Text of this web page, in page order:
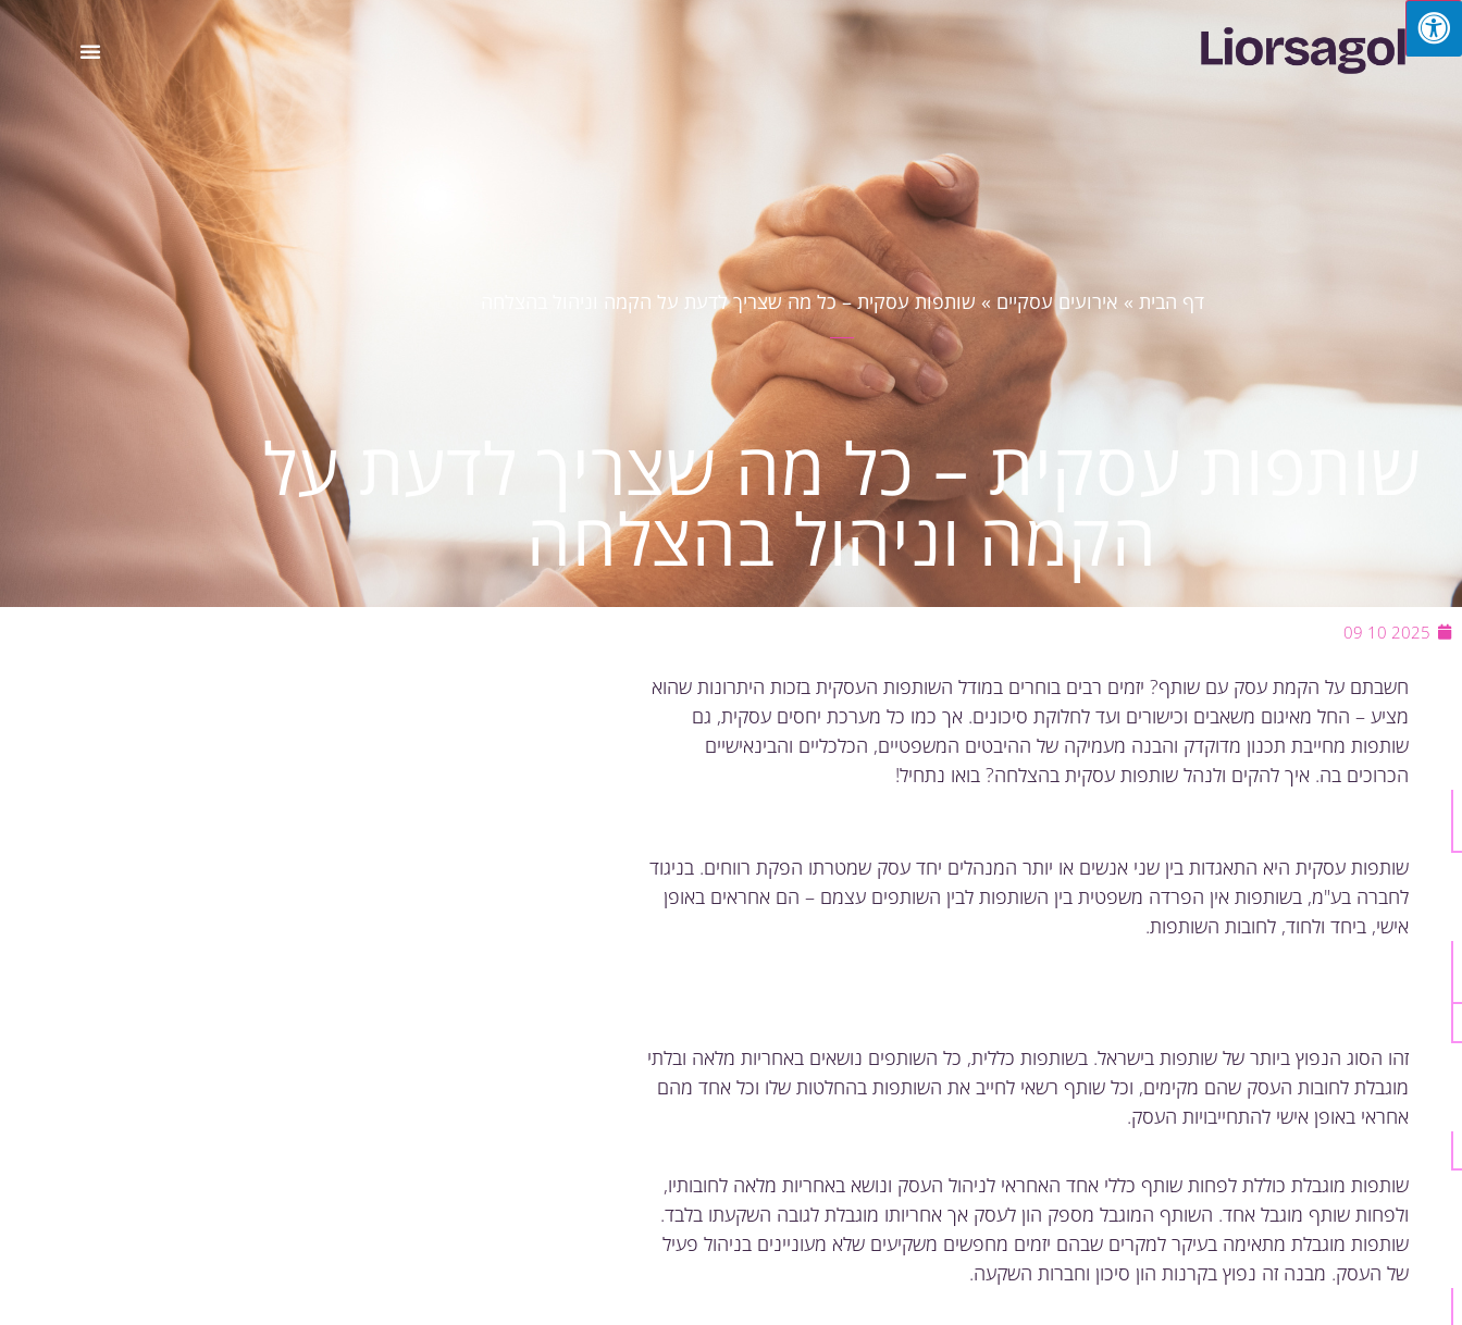
דף הבית » אירועים עסקיים » שותפות עסקית – כל מה שצריך לדעת על הקמה וניהול בהצלחה
שותפות עסקית – כל מה שצריך לדעת על
הקמה וניהול בהצלחה
2025 10 09
חשבתם על הקמת עסק עם שותף? יזמים רבים בוחרים במודל השותפות העסקית בזכות היתרונות שהוא
מציע – החל מאיגום משאבים וכישורים ועד לחלוקת סיכונים. אך כמו כל מערכת יחסים עסקית, גם
שותפות מחייבת תכנון מדוקדק והבנה מעמיקה של ההיבטים המשפטיים, הכלכליים והבינאישיים
הכרוכים בה. איך להקים ולנהל שותפות עסקית בהצלחה? בואו נתחיל!
שותפות עסקית היא התאגדות בין שני אנשים או יותר המנהלים יחד עסק שמטרתו הפקת רווחים. בניגוד
לחברה בע"מ, בשותפות אין הפרדה משפטית בין השותפות לבין השותפים עצמם – הם אחראים באופן
אישי, ביחד ולחוד, לחובות השותפות.
זהו הסוג הנפוץ ביותר של שותפות בישראל. בשותפות כללית, כל השותפים נושאים באחריות מלאה ובלתי
מוגבלת לחובות העסק שהם מקימים, וכל שותף רשאי לחייב את השותפות בהחלטות שלו וכל אחד מהם
אחראי באופן אישי להתחייבויות העסק.
שותפות מוגבלת כוללת לפחות שותף כללי אחד האחראי לניהול העסק ונושא באחריות מלאה לחובותיו,
ולפחות שותף מוגבל אחד. השותף המוגבל מספק הון לעסק אך אחריותו מוגבלת לגובה השקעתו בלבד.
שותפות מוגבלת מתאימה בעיקר למקרים שבהם יזמים מחפשים משקיעים שלא מעוניינים בניהול פעיל
של העסק. מבנה זה נפוץ בקרנות הון סיכון וחברות השקעה.